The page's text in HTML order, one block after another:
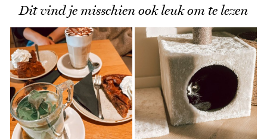
Dit vind je misschien ook leuk om te lezen